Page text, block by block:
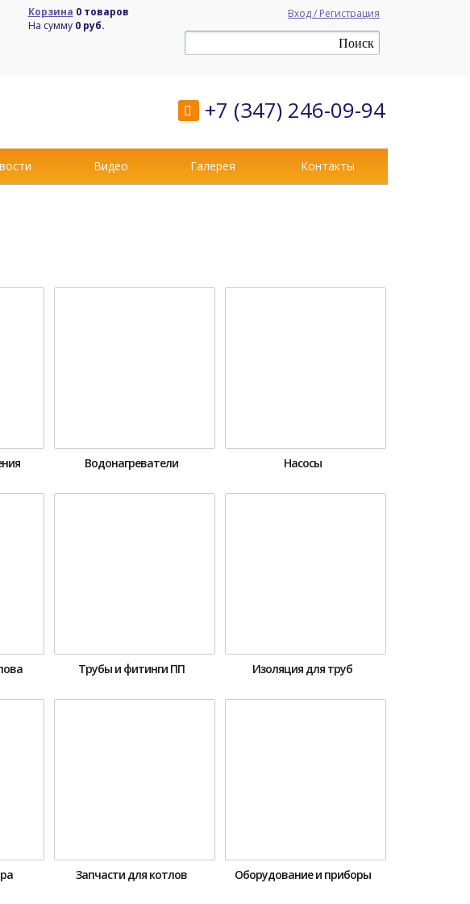
Корзина 0 товаров
На сумму 0 руб.
Вход / Регистрация
+7 (347) 246-09-94
Видео Галерея Контакты
Водонагреватели Насосы
Трубы и фитинги ПП Изоляция для труб
Запчасти для котлов Оборудование и приборы